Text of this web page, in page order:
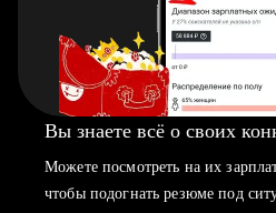
Вы знаете всё о своих
Можете посмотреть на их
чтобы подогнать резюме под